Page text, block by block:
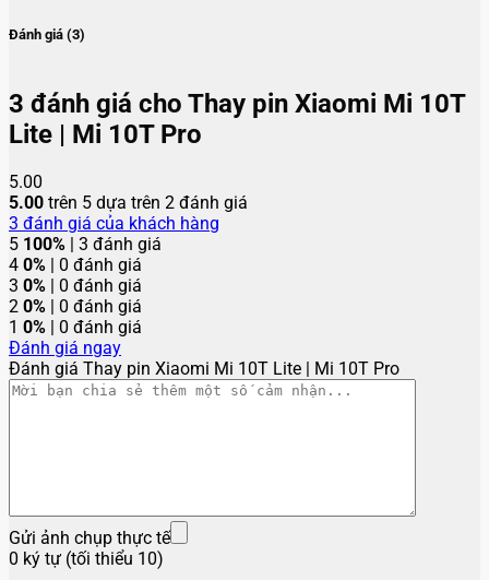
Đánh giá (3)
3 đánh giá cho Thay pin Xiaomi Mi 10T
Lite | Mi 10T Pro
5.00
5.00 trên 5 dựa trên 2 đánh giá
3 đánh giá của khách hàng
5 100% | 3 đánh giá
4 0% | 0 đánh giá
3 0% | 0 đánh giá
2 0% | 0 đánh giá
1 0% | 0 đánh giá
Đánh giá ngay
Đánh giá Thay pin Xiaomi Mi 10T Lite | Mi 10T Pro
Gửi ảnh chụp thực tế
0 ký tự (tối thiểu 10)